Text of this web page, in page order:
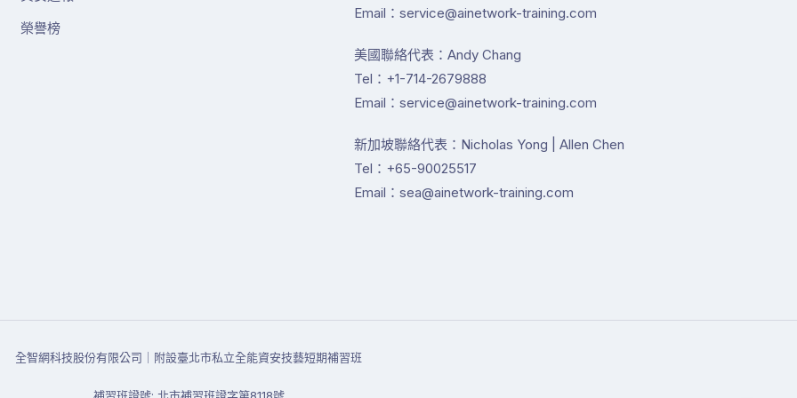
榮譽榜
Email：service@ainetwork-training.com
美國聯絡代表：Andy Chang
Tel：+1-714-2679888
Email：service@ainetwork-training.com
新加坡聯絡代表：Nicholas Yong | Allen Chen
Tel：+65-90025517
Email：sea@ainetwork-training.com
全智網科技股份有限公司｜附設臺北市私立全能資安技藝短期補習班
補習班證號: 北市補習班證字第8118號